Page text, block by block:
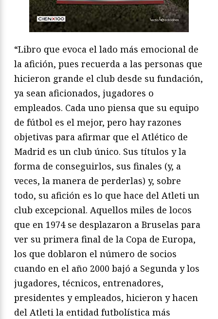
“Libro que evoca el lado más emocional de
la afición, pues recuerda a las personas que
hicieron grande el club desde su fundación,
ya sean aficionados, jugadores o
empleados. Cada uno piensa que su equipo
de fútbol es el mejor, pero hay razones
objetivas para afirmar que el Atlético de
Madrid es un club único. Sus títulos y la
forma de conseguirlos, sus finales (y, a
veces, la manera de perderlas) y, sobre
todo, su afición es lo que hace del Atleti un
club excepcional. Aquellos miles de locos
que en 1974 se desplazaron a Bruselas para
ver su primera final de la Copa de Europa,
los que doblaron el número de socios
cuando en el año 2000 bajó a Segunda y los
jugadores, técnicos, entrenadores,
presidentes y empleados, hicieron y hacen
del Atleti la entidad futbolística más